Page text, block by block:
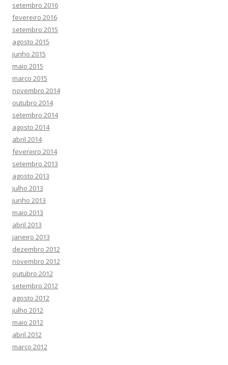
setembro 2016
fevereiro 2016
setembro 2015
agosto 2015
junho 2015
maio 2015
março 2015
novembro 2014
outubro 2014
setembro 2014
agosto 2014
abril 2014
fevereiro 2014
setembro 2013
agosto 2013
julho 2013
junho 2013
maio 2013
abril 2013
janeiro 2013
dezembro 2012
novembro 2012
outubro 2012
setembro 2012
agosto 2012
julho 2012
maio 2012
abril 2012
março 2012